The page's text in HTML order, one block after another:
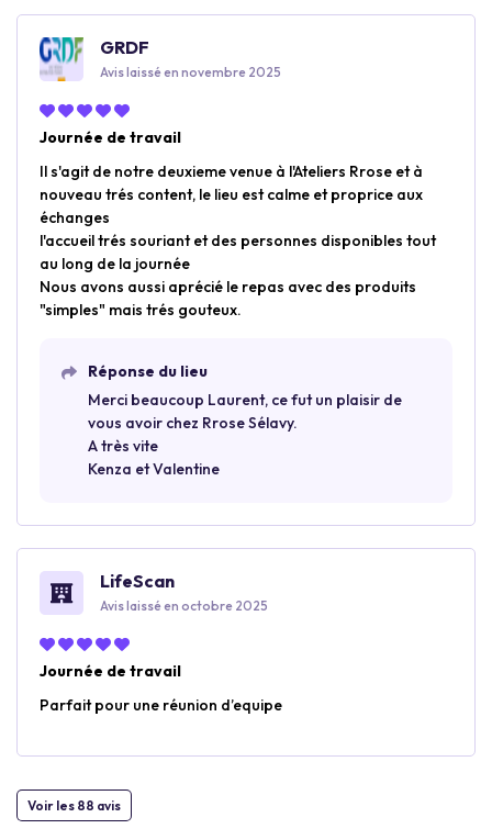
GRDF
Avis laissé en novembre 2025
Journée de travail
Il s'agit de notre deuxieme venue à l'Ateliers Rrose et à
nouveau trés content, le lieu est calme et proprice aux
échanges
l'accueil trés souriant et des personnes disponibles tout
au long de la journée
Nous avons aussi aprécié le repas avec des produits
"simples" mais trés gouteux.
Réponse du lieu
Merci beaucoup Laurent, ce fut un plaisir de
vous avoir chez Rrose Sélavy.
A très vite
Kenza et Valentine
LifeScan
Avis laissé en octobre 2025
Journée de travail
Parfait pour une réunion d’equipe
Voir les 88 avis